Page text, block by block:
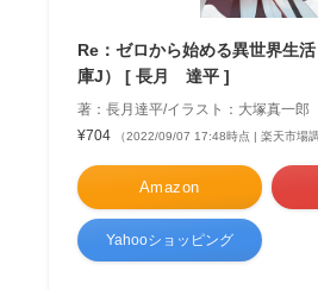
Re：ゼロから始める異世界生
庫J） [ 長月 達平 ]
著：長月達平/イラスト：大塚真一郎
¥704
（2022/09/07 17:48時点 | 楽天市場調
Amazon
Yahooショッピング